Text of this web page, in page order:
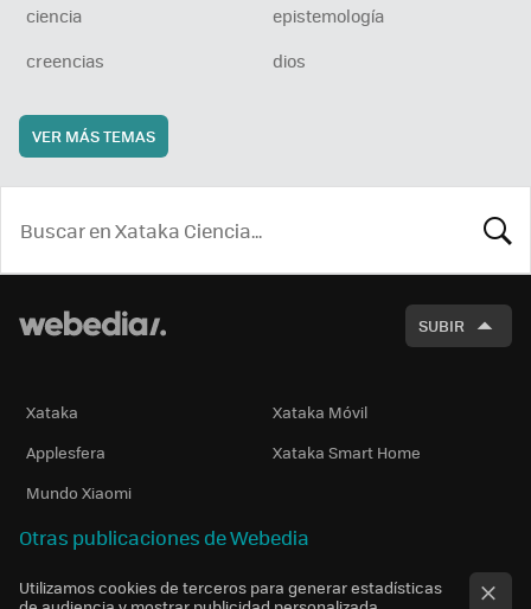
ciencia
epistemología
creencias
dios
VER MÁS TEMAS
SUBIR
Xataka
Xataka Móvil
Applesfera
Xataka Smart Home
Mundo Xiaomi
Otras publicaciones de Webedia
Utilizamos cookies de terceros para generar estadísticas